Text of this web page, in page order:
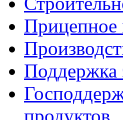
Прицепное
Поддержка
продуктов